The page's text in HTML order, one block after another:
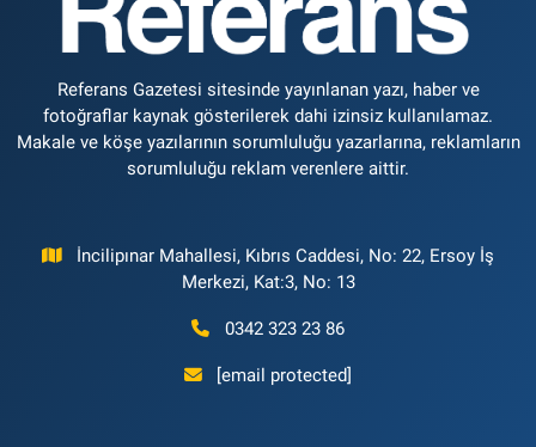
Referans Gazetesi sitesinde yayınlanan yazı, haber ve
fotoğraflar kaynak gösterilerek dahi izinsiz kullanılamaz.
Makale ve köşe yazılarının sorumluluğu yazarlarına, reklamların
sorumluluğu reklam verenlere aittir.
İncilipınar Mahallesi, Kıbrıs Caddesi, No: 22, Ersoy İş
Merkezi, Kat:3, No: 13
0342 323 23 86
[email protected]